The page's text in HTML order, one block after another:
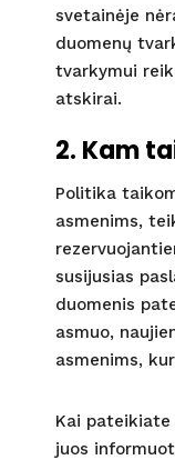
svetainėje
duomenų
tvarkymui
atskirai.
2. Kam
Politika
asmenims,
susijusias
duomenis
asmuo,
asmenims,
Kai
juos